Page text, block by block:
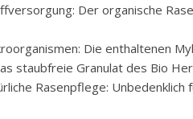
Der organische
Die enthaltenen
staubfreie Granulat des Bio
Rasenpflege: